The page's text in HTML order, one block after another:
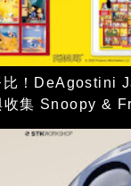
比！DeAgostini
收集 Snoopy &